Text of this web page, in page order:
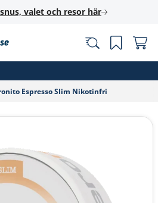
valet och resor här
Espresso Slim Nikotinfri‎